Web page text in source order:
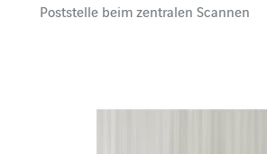
Poststelle beim zentralen Scannen